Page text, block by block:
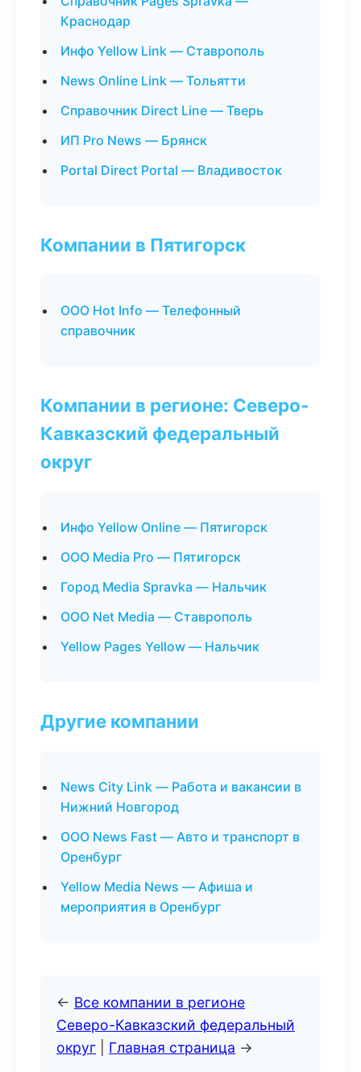
Краснодар
Инфо Yellow Link — Ставрополь
News Online Link — Тольятти
Справочник Direct Line — Тверь
ИП Pro News — Брянск
Portal Direct Portal — Владивосток
Компании в Пятигорск
ООО Hot Info — Телефонный
справочник
Компании в регионе: Северо-
Кавказский федеральный
округ
Инфо Yellow Online — Пятигорск
ООО Media Pro — Пятигорск
Город Media Spravka — Нальчик
ООО Net Media — Ставрополь
Yellow Pages Yellow — Нальчик
Другие компании
News City Link — Работа и вакансии в
Нижний Новгород
ООО News Fast — Авто и транспорт в
Оренбург
Yellow Media News — Афиша и
мероприятия в Оренбург
← Все компании в регионе
Северо-Кавказский федеральный
округ
Главная страница →